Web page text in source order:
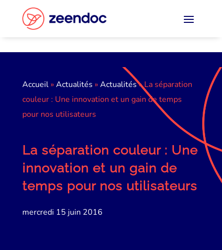
Accueil» Actualités » Actualités»La séparation
couleur : Une innovation et un gain de temps
pour nos utilisateurs
La séparation couleur : Une
innovation et un gain de
temps pour nos utilisateurs
mercredi 15 juin 2016
Panneau de gestion des cookies